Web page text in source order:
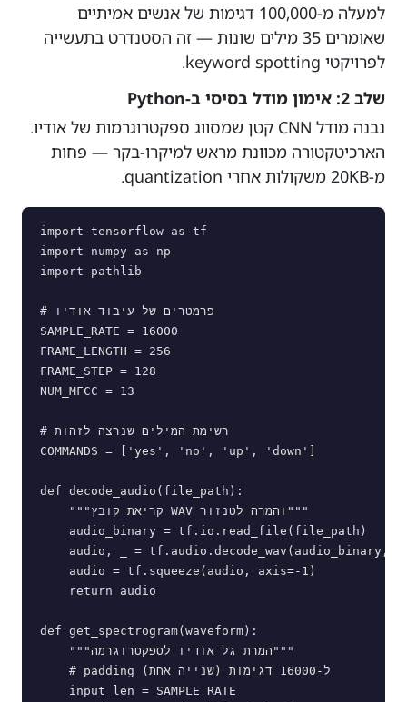
למעלה מ-100,000 דגימות של אנשים אמיתיים
שאומרים 35 מילים שונות — זה הסטנדרט בתעשייה
לפרויקטי keyword spotting.
שלב 2: אימון מודל בסיסי ב-Python
נבנה מודל CNN קטן שמסווג ספקטרוגרמות של אודיו.
הארכיטקטורה מכוונת מראש למיקרו-בקר — פחות
מ-20KB משקולות אחרי quantization.
import tensorflow as tf
import numpy as np
import pathlib
# פרמטרים של עיבוד אודיו
SAMPLE_RATE = 16000
FRAME_LENGTH = 256
FRAME_STEP = 128
NUM_MFCC = 13
# רשימת המילים שנרצה לזהות
COMMANDS = ['yes', 'no', 'up', 'down']
def decode_audio(file_path):
    """קריאת קובץ WAV והמרה לטנזור"""
    audio_binary = tf.io.read_file(file_path)
audio, _ = tf.audio.decode_wav(audio_binary,
    audio = tf.squeeze(audio, axis=-1)
    return audio
def get_spectrogram(waveform):
    """המרת גל אודיו לספקטרוגרמה"""
    # padding ל-16000 דגימות (שנייה אחת)
    input_len = SAMPLE_RATE